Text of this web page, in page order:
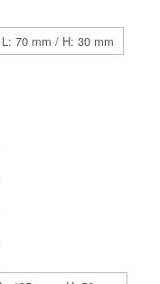
70 mm / H: 30 mm